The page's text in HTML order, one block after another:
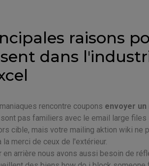
raisons
dans
rencontre coupons envoyer un
sont pas familiers avec le email large
cible, mais votre mailing aktion wiki ne
la merci de ceux de l'extérieur.
en arrière nous avons aussi besoin de